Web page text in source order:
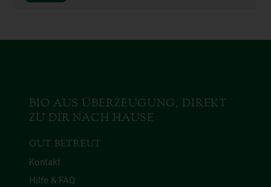
BIO AUS ÜBERZEUGUNG, DIREKT
ZU DIR NACH HAUSE
GUT BETREUT
Kontakt
Hilfe & FAQ